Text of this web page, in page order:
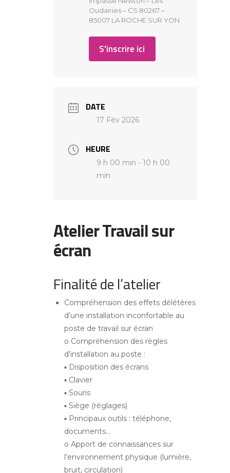
Oudairies – CS 80267 –
85007 LA ROCHE SUR YON
S'inscrire ici
DATE
17 Fév 2026
HEURE
9 h 00 min - 10 h 00
min
Atelier Travail sur
écran
Finalité de l’atelier
Compréhension des effets délétères
d’une installation inconfortable au
poste de travail sur écran
o Compréhension des règles
d’installation au poste :
▪ Disposition des écrans
▪ Clavier
▪ Souris
▪ Siège (réglages)
▪ Principaux outils : téléphone,
documents…
o Apport de connaissances sur
l’environnement physique (lumière,
bruit, circulation)